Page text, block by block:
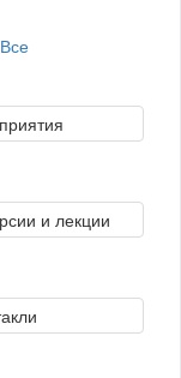
Все